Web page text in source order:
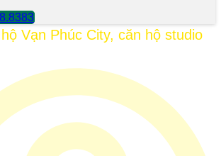
Vạn Phúc City, căn hộ studio